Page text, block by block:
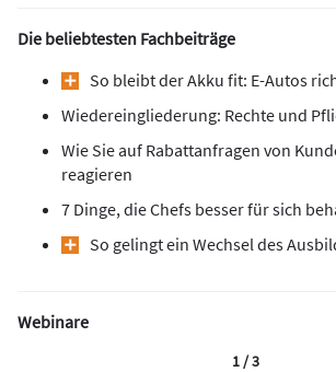
Die beliebtesten Fachbeiträge
So bleibt der Akku fit: E-Autos
Wiedereingliederung: Rechte und
Wie Sie auf Rabattanfragen von
reagieren
7 Dinge, die Chefs besser für sich
So gelingt ein Wechsel des
Webinare
1 / 3